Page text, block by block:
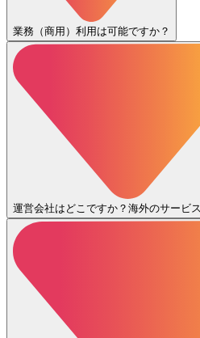
業務（商用）利用は可能ですか？
運営会社はどこですか？海外のサービ